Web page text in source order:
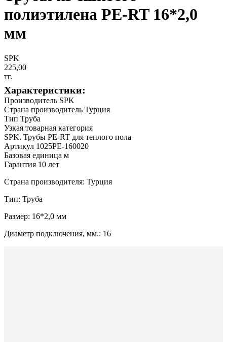
полиэтилена PE-RT 16*2,0
мм
SPK
225,00
тг.
Характеристики:
Производитель SPK
Страна производитель Турция
Тип Труба
Узкая товарная категория
SPK. Трубы PE-RT для теплого пола
Артикул 1025PE-160020
Базовая единица м
Гарантия 10 лет
Страна производителя: Турция
Тип: Труба
Размер: 16*2,0 мм
Диаметр подключения, мм.: 16